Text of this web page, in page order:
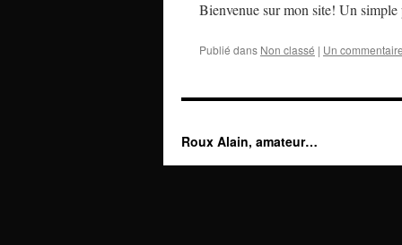
Bienvenue sur mon site! Un simple
Publié dans Non classé | Un commentaire
Roux Alain, amateur…